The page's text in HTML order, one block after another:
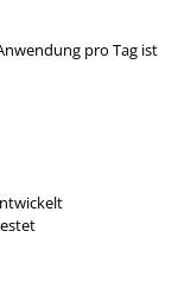
pro Tag ist